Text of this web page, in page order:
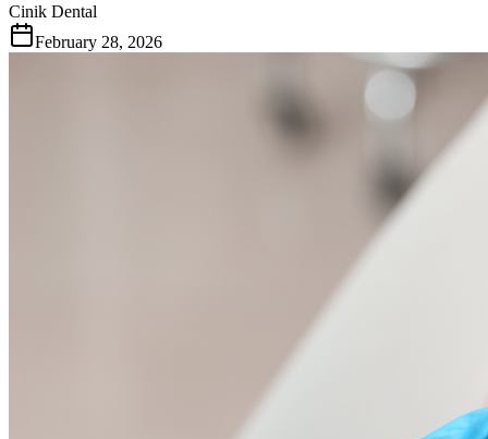
Cinik Dental
February 28, 2026